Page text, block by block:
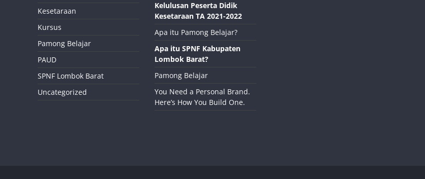
Kesetaraan
Kursus
Pamong Belajar
PAUD
SPNF Lombok Barat
Uncategorized
Kelulusan Peserta Didik
Kesetaraan TA 2021-2022
Apa itu Pamong Belajar?
Apa itu SPNF Kabupaten
Lombok Barat?
Pamong Belajar
You Need a Personal Brand.
Here’s How You Build One.